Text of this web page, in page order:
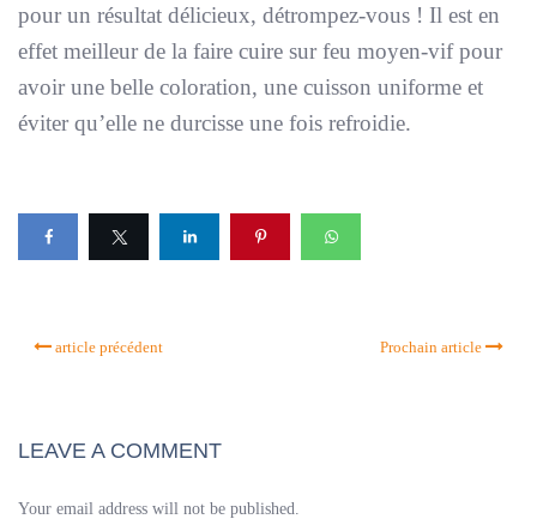
pour un résultat délicieux, détrompez-vous ! Il est en
effet meilleur de la faire cuire sur feu moyen-vif pour
avoir une belle coloration, une cuisson uniforme et
éviter qu’elle ne durcisse une fois refroidie.
article précédent Prochain article
LEAVE A COMMENT
Your email address will not be published.